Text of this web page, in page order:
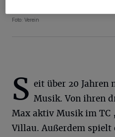
Foto: Verein
S eit über 20 Jahren
Musik. Von ihren
Max aktiv Musik im TC
Villau. Außerdem